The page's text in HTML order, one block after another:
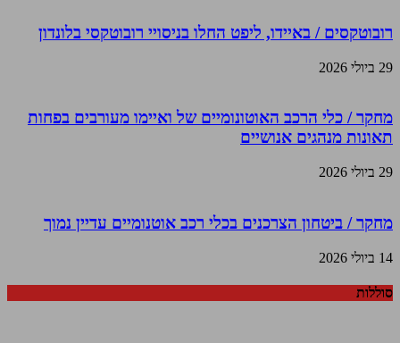
רובוטקסים / באיידו, ליפט החלו בניסויי רובוטקסי בלונדון
29 ביולי 2026
מחקר / כלי הרכב האוטונומיים של ואיימו מעורבים בפחות
תאונות מנהגים אנושיים
29 ביולי 2026
מחקר / ביטחון הצרכנים בכלי רכב אוטנומיים עדיין נמוך
14 ביולי 2026
סוללות